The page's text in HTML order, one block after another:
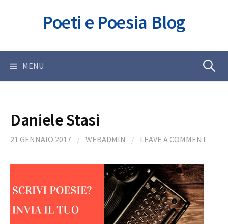
Poeti e Poesia Blog
MENU Ricerca
Daniele Stasi
21 GENNAIO 2017 / WEBADMIN / LEAVE A COMMENT